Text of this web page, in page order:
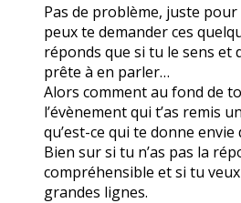
Pas de problème, juste pour
peux te demander ces
réponds que si tu le sens et
prête à en parler…
Alors comment au fond de
l’évènement qui t’as remis
qu’est-ce qui te donne
Bien sur si tu n’as pas la
compréhensible et si tu
grandes lignes.